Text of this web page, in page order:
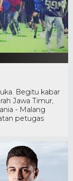
Begitu kabar
Jawa Timur,
- Malang
petugas